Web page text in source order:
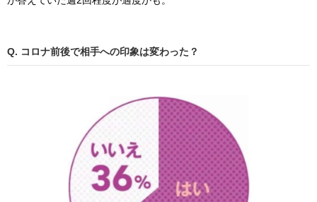
Q. コロナ前後で相手への印象は変わった？